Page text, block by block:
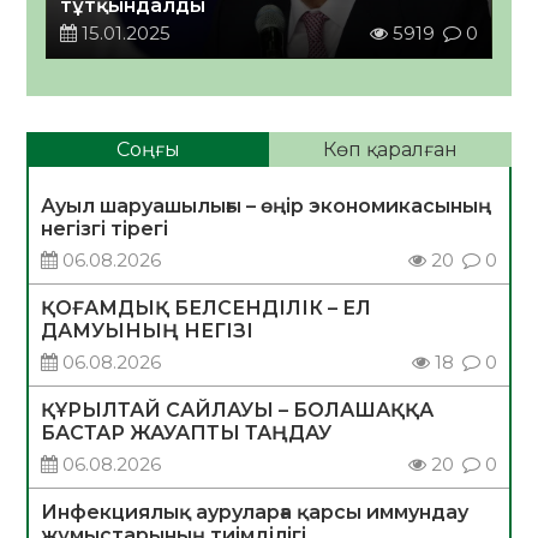
тұтқындалды
15.01.2025
5919 0
Соңғы Көп қаралған
Ауыл шаруашылығы – өңір экономикасының
негізгі тірегі
06.08.2026
20 0
ҚОҒАМДЫҚ БЕЛСЕНДІЛІК – ЕЛ
ДАМУЫНЫҢ НЕГІЗІ
06.08.2026
18 0
ҚҰРЫЛТАЙ САЙЛАУЫ – БОЛАШАҚҚА
БАСТАР ЖАУАПТЫ ТАҢДАУ
06.08.2026
20 0
Инфекциялық ауруларға қарсы иммундау